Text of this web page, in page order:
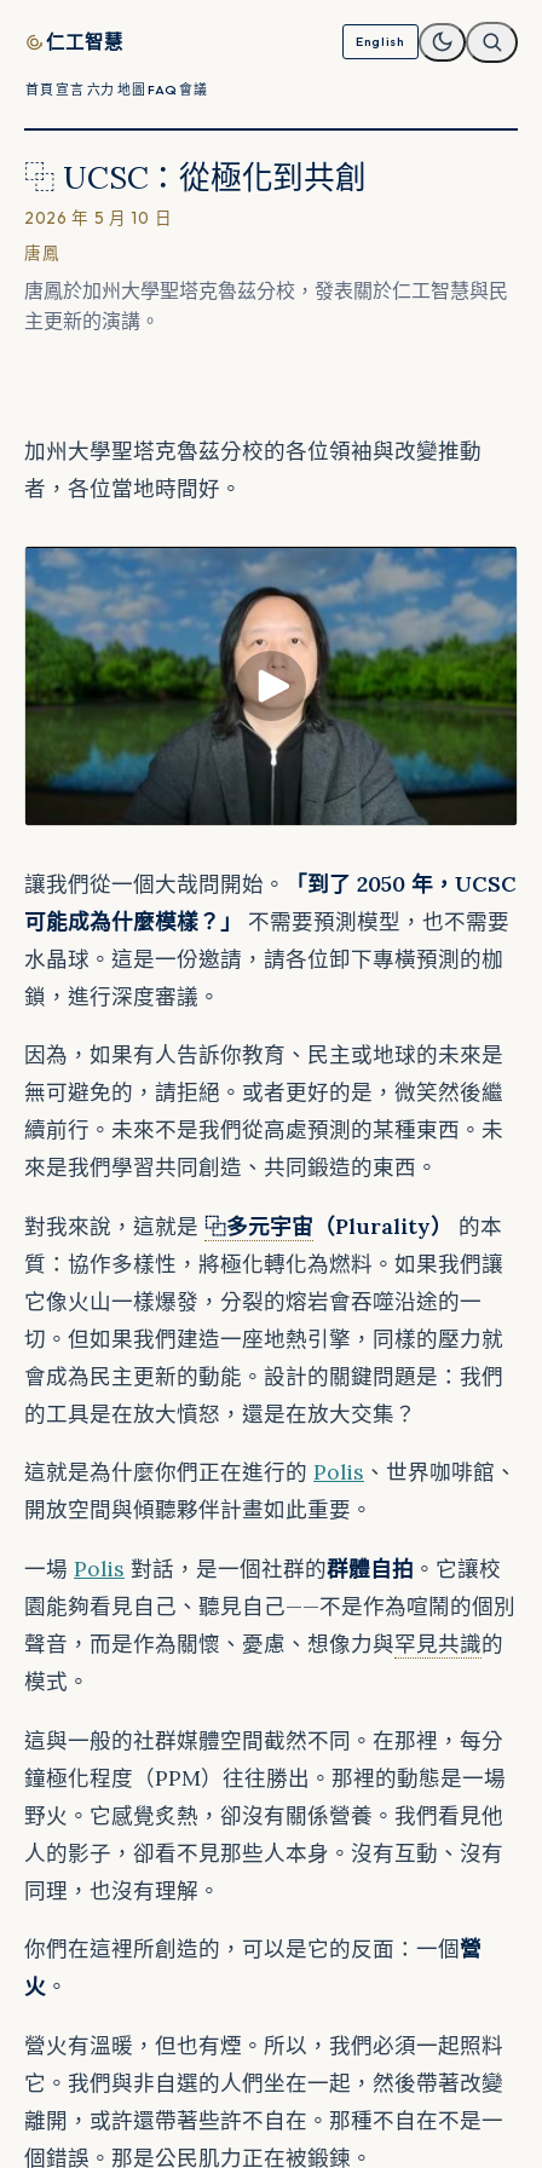
仁工智慧 English
首頁 宣言 六力 地圖 FAQ 會議
⿻ UCSC：從極化到共創
2026 年 5 月 10 日
唐鳳
唐鳳於加州大學聖塔克魯茲分校，發表關於仁工智慧與民
主更新的演講。
加州大學聖塔克魯茲分校的各位領袖與改變推動
者，各位當地時間好。
讓我們從一個大哉問開始。
「到了 2050 年，UCSC
可能成為什麼模樣？」
不需要預測模型，也不需要
水晶球。這是一份邀請，請各位卸下專橫預測的枷
鎖，進行深度審議。
因為，如果有人告訴你教育、民主或地球的未來是
無可避免的，請拒絕。或者更好的是，微笑然後繼
續前行。未來不是我們從高處預測的某種東西。未
來是我們學習共同創造、共同鍛造的東西。
對我來說，這就是 ⿻多元宇宙 （Plurality）
的本
質：協作多樣性，將極化轉化為燃料。如果我們讓
它像火山一樣爆發，分裂的熔岩會吞噬沿途的一
切。但如果我們建造一座地熱引擎，同樣的壓力就
會成為民主更新的動能。設計的關鍵問題是：我們
的工具是在放大憤怒，還是在放大交集？
這就是為什麼你們正在進行的 Polis 、世界咖啡館、
開放空間與傾聽夥伴計畫如此重要。
一場 Polis 對話，是一個社群的群體自拍 。它讓校
園能夠看見自己、聽見自己——不是作為喧鬧的個別
聲音，而是作為關懷、憂慮、想像力與罕見共識的
模式。
這與一般的社群媒體空間截然不同。在那裡，每分
鐘極化程度（PPM）往往勝出。那裡的動態是一場
野火。它感覺炙熱，卻沒有關係營養。我們看見他
人的影子，卻看不見那些人本身。沒有互動、沒有
同理，也沒有理解。
你們在這裡所創造的，可以是它的反面：一個營
火 。
營火有溫暖，但也有煙。所以，我們必須一起照料
它。我們與非自選的人們坐在一起，然後帶著改變
離開，或許還帶著些許不自在。那種不自在不是一
個錯誤。那是公民肌力正在被鍛鍊。